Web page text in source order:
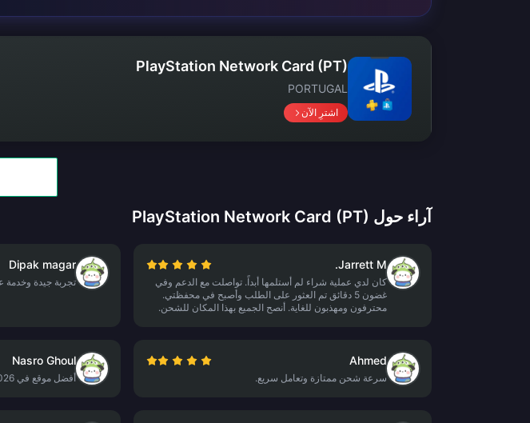
PlayStation Network Card (PT)
PORTUGAL
اشترِ الآن
آراء حول PlayStation Network Card (PT)
Jarrett M.
كان لدي عملية شراء لم أستلمها أبداً. تواصلت مع الدعم وفي
غضون 5 دقائق تم العثور على الطلب وأصبح في محفظتي.
محترفون ومهذبون للغاية. أنصح الجميع بهذا المكان للشحن.
Dipak magar
تجربة جيدة وخدمة
Ahmed
سرعة شحن ممتازة وتعامل سريع.
Nasro Ghoul
أفضل موقع في 2026.